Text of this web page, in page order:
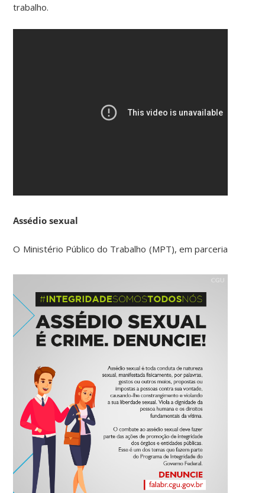
trabalho.
Assédio sexual
O Ministério Público do Trabalho (MPT), em parceria